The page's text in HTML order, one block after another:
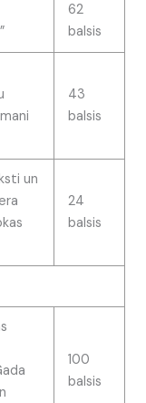
62
balsis
43
balsis
un
24
balsis
100
balsis